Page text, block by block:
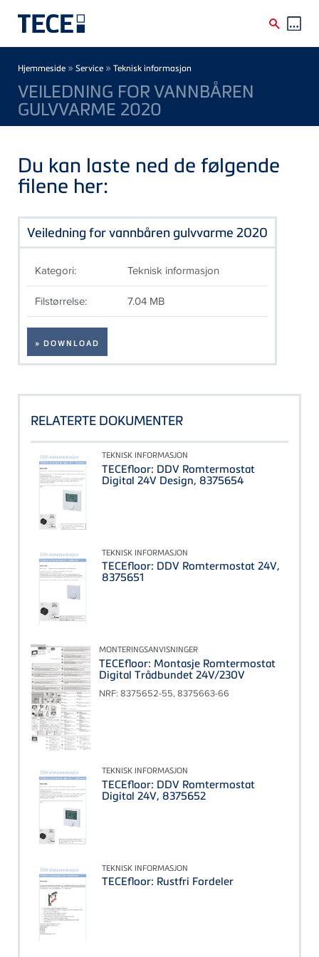
Breadcrumb
Hjemmeside » Service » Teknisk informasjon
VEILEDNING FOR VANNBÅREN
GULVVARME 2020
Du kan laste ned de følgende
filene her:
Veiledning for vannbåren gulvvarme 2020
Kategori: Teknisk informasjon
Filstørrelse: 7.04 MB
» DOWNLOAD
RELATERTE DOKUMENTER
TEKNISK INFORMASJON
TECEfloor: DDV Romtermostat
Digital 24V Design, 8375654
TEKNISK INFORMASJON
TECEfloor: DDV Romtermostat 24V,
8375651
MONTERINGSANVISNINGER
TECEfloor: Montasje Romtermostat
Digital Trådbundet 24V/230V
NRF: 8375652-55, 8375663-66
TEKNISK INFORMASJON
TECEfloor: DDV Romtermostat
Digital 24V, 8375652
TEKNISK INFORMASJON
TECEfloor: Rustfri Fordeler